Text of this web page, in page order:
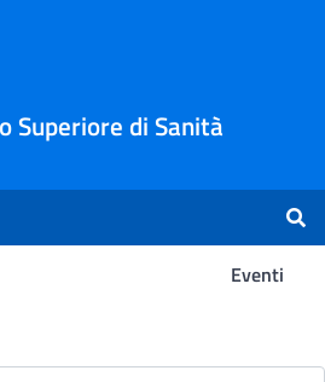
Superiore di Sanità
Eventi
Ricerca -